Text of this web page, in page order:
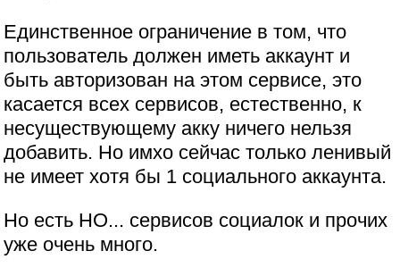
Единственное ограничение в том, что
пользователь должен иметь аккаунт и
быть авторизован на этом сервисе, это
касается всех сервисов, естественно, к
несуществующему акку ничего нельзя
добавить. Но имхо сейчас только ленивый
не имеет хотя бы 1 социального аккаунта.
Но есть НО... сервисов социалок и прочих
уже очень много.